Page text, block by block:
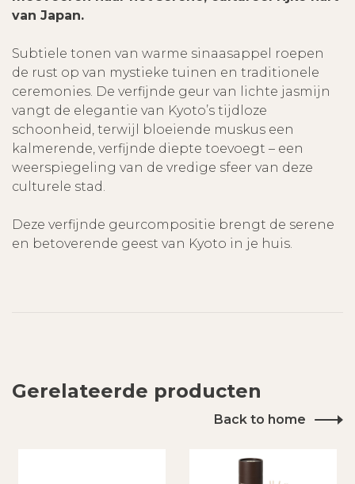
van Japan.
Subtiele tonen van warme sinaasappel roepen
de rust op van mystieke tuinen en traditionele
ceremonies. De verfijnde geur van lichte jasmijn
vangt de elegantie van Kyoto’s tijdloze
schoonheid, terwijl bloeiende muskus een
kalmerende, verfijnde diepte toevoegt – een
weerspiegeling van de vredige sfeer van deze
culturele stad.
Deze verfijnde geurcompositie brengt de serene
en betoverende geest van Kyoto in je huis.
Gerelateerde producten
Back to home